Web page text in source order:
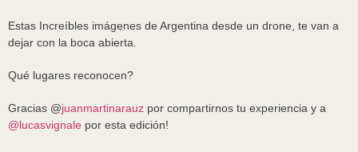
Estas Increíbles imágenes de Argentina desde un drone, te van a
dejar con la boca abierta.
Qué lugares reconocen?
Gracias @juanmartinarauz por compartirnos tu experiencia y a
@lucasvignale por esta edición!